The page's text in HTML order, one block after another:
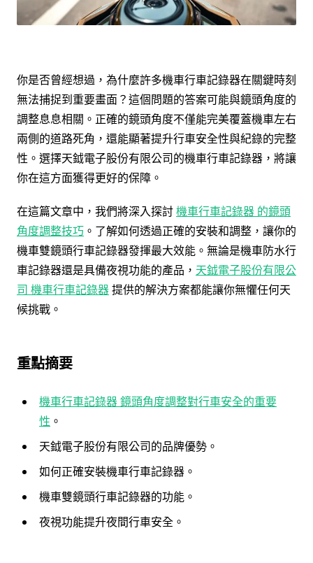
你是否曾經想過，為什麼許多機車行車記錄器在關鍵時刻
無法捕捉到重要畫面？這個問題的答案可能與鏡頭角度的
調整息息相關。正確的鏡頭角度不僅能完美覆蓋機車左右
兩側的道路死角，還能顯著提升行車安全性與紀錄的完整
性。選擇天鉞電子股份有限公司的機車行車記錄器，將讓
你在這方面獲得更好的保障。
在這篇文章中，我們將深入探討機車行車記錄器 的鏡頭
角度調整技巧 。了解如何透過正確的安裝和調整，讓你的
機車雙鏡頭行車記錄器發揮最大效能。無論是機車防水行
車記錄器還是具備夜視功能的產品， 天鉞電子股份有限公
司 機車行車記錄器提供的解決方案都能讓你無懼任何天
候挑戰。
重點摘要
機車行車記錄器 鏡頭角度調整對行車安全的重要
性 。
天鉞電子股份有限公司的品牌優勢。
如何正確安裝機車行車記錄器。
機車雙鏡頭行車記錄器的功能。
夜視功能提升夜間行車安全。